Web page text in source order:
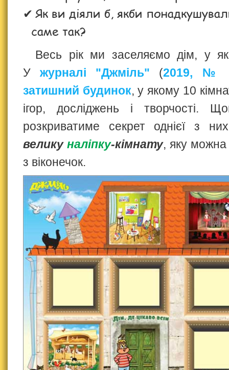
Як ви діяли б, якби
саме так?
Весь рік ми заселяємо дім, у
Ужурналі "Джміль" (2019, №
затишний будинок, у якому 10
ігор, досліджень і творчості.
розкриватиме секрет однієї з
велику наліпку-кімнату, яку можна
з віконечок.